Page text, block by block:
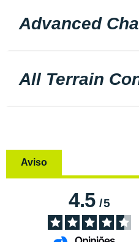
Advanced
All Terrain
Aviso
4.5/5